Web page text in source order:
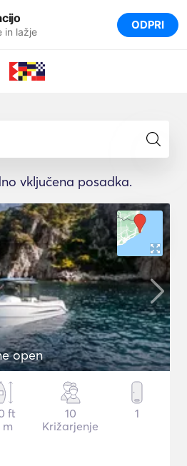
in lažje ODPRI
vključena posadka.
open
ft
m
10
Križarjenje
1